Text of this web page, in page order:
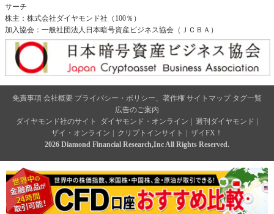
サーチ
株主：株式会社ダイヤモンド社（100％）
加入協会：一般社団法人日本暗号資産ビジネス協会（ＪＣＢＡ）
免責事項 会社概要 プライバシー・ポリシー、著作権 サイトマップ タグ一覧
広告のご案内
ダイヤモンド社のサイト
ダイヤモンド・オンライン 週刊ダイヤモンド
ザイ・オンライン
クリプトインサイト
ザイFX！
2026 Diamond Financial Research,Inc All Rights Reserved.